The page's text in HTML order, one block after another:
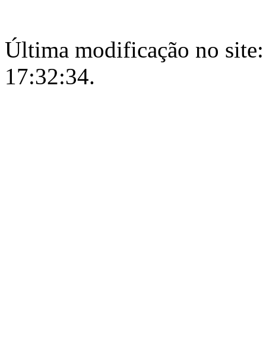
Última modificação no
17:32:34.